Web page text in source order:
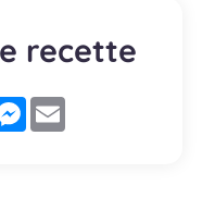
recette
Messenger